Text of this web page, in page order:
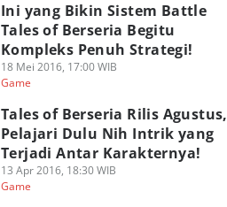
Ini yang Bikin Sistem Battle
Tales of Berseria Begitu
Kompleks Penuh Strategi!
18 Mei 2016, 17:00 WIB
Game
Tales of Berseria Rilis Agustus,
Pelajari Dulu Nih Intrik yang
Terjadi Antar Karakternya!
13 Apr 2016, 18:30 WIB
Game